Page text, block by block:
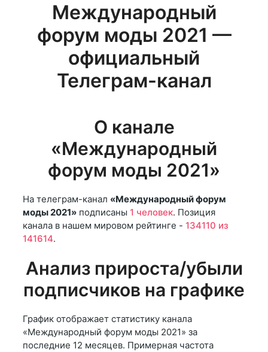
Международный
форум моды 2021 —
официальный
Телеграм-канал
О канале
«Международный
форум моды 2021»
На телеграм-канал «Международный форум
моды 2021» подписаны 1 человек. Позиция
канала в нашем мировом рейтинге - 134110 из
141614.
Анализ прироста/убыли
подписчиков на графике
График отображает статистику канала
«Международный форум моды 2021» за
последние 12 месяцев. Примерная частота